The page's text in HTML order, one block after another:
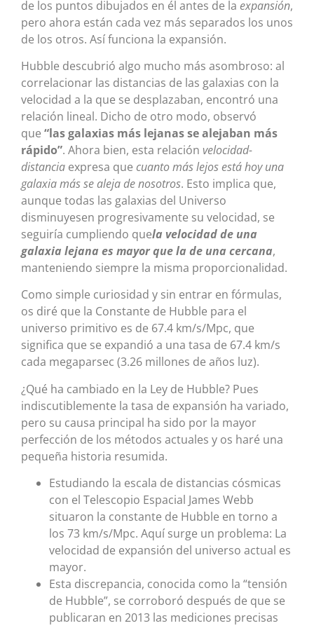
de los puntos dibujados en él antes de la expansión,
pero ahora están cada vez más separados los unos
de los otros. Así funciona la expansión.
Hubble descubrió algo mucho más asombroso: al
correlacionar las distancias de las galaxias con la
velocidad a la que se desplazaban, encontró una
relación lineal. Dicho de otro modo, observó
que “las galaxias más lejanas se alejaban más
rápido”. Ahora bien, esta relación velocidad-
distancia expresa que cuanto más lejos está hoy una
galaxia más se aleja de nosotros. Esto implica que,
aunque todas las galaxias del Universo
disminuyesen progresivamente su velocidad, se
seguiría cumpliendo quela velocidad de una
galaxia lejana es mayor que la de una cercana,
manteniendo siempre la misma proporcionalidad.
Como simple curiosidad y sin entrar en fórmulas,
os diré que la Constante de Hubble para el
universo primitivo es de 67.4 km/s/Mpc, que
significa que se expandió a una tasa de 67.4 km/s
cada megaparsec (3.26 millones de años luz).
¿Qué ha cambiado en la Ley de Hubble? Pues
indiscutiblemente la tasa de expansión ha variado,
pero su causa principal ha sido por la mayor
perfección de los métodos actuales y os haré una
pequeña historia resumida.
Estudiando la escala de distancias cósmicas
con el Telescopio Espacial James Webb
situaron la constante de Hubble en torno a
los 73 km/s/Mpc. Aquí surge un problema: La
velocidad de expansión del universo actual es
mayor.
Esta discrepancia, conocida como la “tensión
de Hubble”, se corroboró después de que se
publicaran en 2013 las mediciones precisas